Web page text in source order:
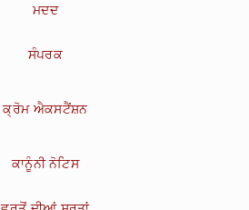
ਮਦਦ
ਸੰਪਰਕ
ਕ੍ਰੋਮ ਐਕਸਟੈਂਸ਼ਨ
ਕਾਨੂੰਨੀ ਨੋਟਿਸ